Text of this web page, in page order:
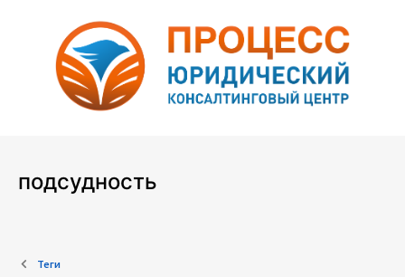
подсудность
Теги